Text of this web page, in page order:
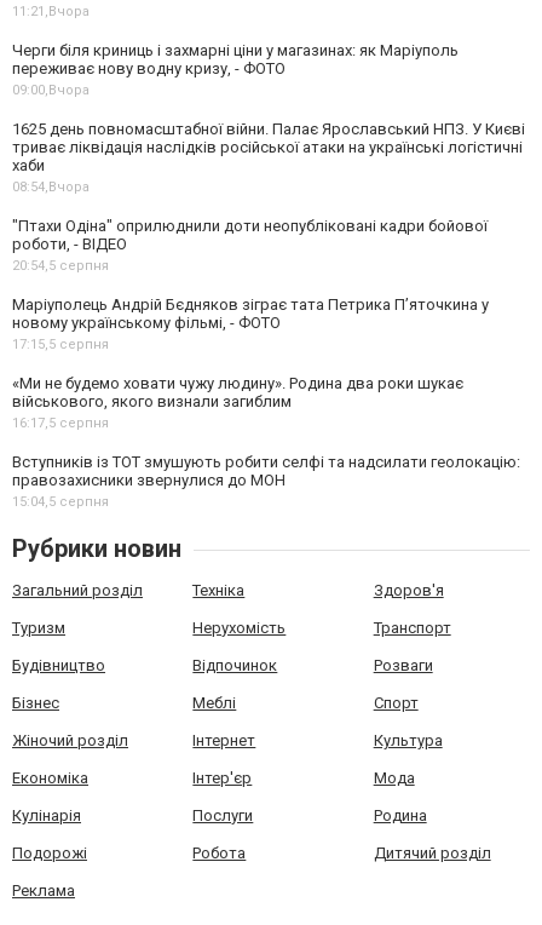
11:21,Вчора
Черги біля криниць і захмарні ціни у магазинах: як Маріуполь
переживає нову водну кризу, - ФОТО
09:00,Вчора
1625 день повномасштабної війни. Палає Ярославський НПЗ. У Києві
триває ліквідація наслідків російської атаки на українські логістичні
хаби
08:54,Вчора
"Птахи Одіна" оприлюднили доти неопубліковані кадри бойової
роботи, - ВІДЕО
20:54,5 серпня
Маріуполець Андрій Бєдняков зіграє тата Петрика П’яточкина у
новому українському фільмі, - ФОТО
17:15,5 серпня
«Ми не будемо ховати чужу людину». Родина два роки шукає
військового, якого визнали загиблим
16:17,5 серпня
Вступників із ТОТ змушують робити селфі та надсилати геолокацію:
правозахисники звернулися до МОН
15:04,5 серпня
Рубрики новин
Загальний розділ Техніка Здоров'я
Туризм Нерухомість Транспорт
Будівництво Відпочинок Розваги
Бізнес Меблі Спорт
Жіночий розділ Інтернет Культура
Економіка Інтер'єр Мода
Кулінарія Послуги Родина
Подорожі Робота Дитячий розділ
Реклама